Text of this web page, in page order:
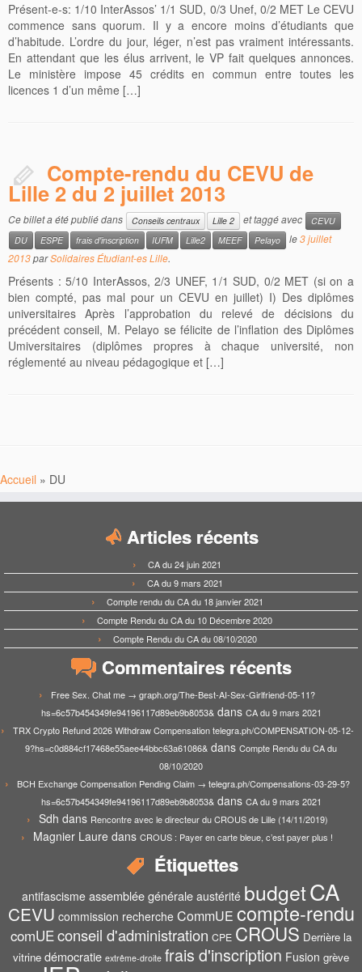
Présent-e-s: 1/10 InterAssos’ 1/1 SUD, 0/3 Unef, 0/2 MET Le CEVU
commence sans quorum. Il y a encore moins d’étudiants que
d’habitude. L’ordre du jour, léger, n’est pas vraiment intéressants.
En attendant que les élus arrivent, le VP fait quelques annonces.
Le ministère impose 45 crédits en commun entre toutes les
licences 1 d’un même […]
Compte-rendu du CEVU de
Lille 2 du 2 juillet 2013
Ce billet a été publié dans Conseils centraux Lille 2 et taggé avec
CEVU
DU
ESPE frais d'inscription IUFM Lille2 MEEF Pelayo le3 juillet
2013parSolidaires Étudiant-es Lille.
Présents : 5/10 InterAssos, 2/3 UNEF, 1/1 SUD, 0/2 MET (si on a
bien compté, pas mal pour un CEVU en juillet) I) Des diplômes
universitaires Après l’approbation du relevé de décisions du
précédent conseil, M. Pelayo se félicite de l’inflation des Diplômes
Umiversitaires (diplômes propres à chaque université, non
réglementé au niveau pédagogique et […]
Accueil » DU
Articles récents
CA du 24 juin 2021
CA du 9 mars 2021
Compte rendu du CA du 18 janvier 2021
Compte Rendu du CA du 10 Décembre 2020
Compte Rendu du CA du 08/10/2020
Commentaires récents
Free Sex. Chat me → graph.org/The-Best-AI-Sex-Girlfriend-05-11?
hs=6c57b454349fe94196117d89eb9b8053&dans CA du 9 mars 2021
TRX Crypto Refund 2026 Withdraw Compensation telegra.ph/COMPENSATION-05-12-
9?hs=c0d884cf17468e55aee44bbc63a61086& dans Compte Rendu du CA du
08/10/2020
BCH Exchange Compensation Pending Claim → telegra.ph/Compensations-03-29-5?
hs=6c57b454349fe94196117d89eb9b8053&dans CA du 9 mars 2021
Sdh dans Rencontre avec le directeur du CROUS de Lille (14/11/2019)
Magnier Laure dans CROUS : Payer en carte bleue, c’est payer plus !
Étiquettes
antifascisme assemblée générale austérité budgetCA
CEVU commission recherche CommUE compte-rendu
comUEconseil d'administration CPE CROUS Derrière la
vitrine démocratie extrême-droite frais d'inscription Fusion grève